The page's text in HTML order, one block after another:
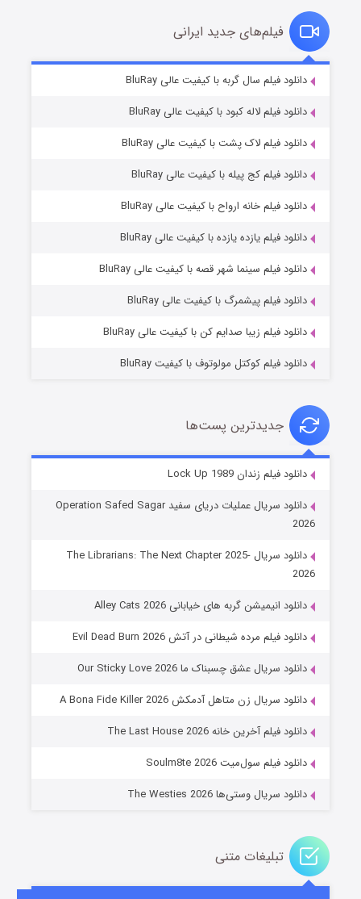
قسمت۶ (زیرنویس) منتشر شد
شوهر
عملیات آپارتمان
قسمت۲ (زیرنویس) منتشر شد
مردگان متحرک: شهر مرده ۳
فیلم‌های جدید ایرانی
دانلود فیلم سال گربه با کیفیت عالی BluRay
دانلود فیلم لاله کبود با کیفیت عالی BluRay
دانلود فیلم لاک پشت با کیفیت عالی BluRay
دانلود فیلم کج‌ پیله با کیفیت عالی BluRay
دانلود فیلم خانه ارواح با کیفیت عالی BluRay
دانلود فیلم یازده یازده با کیفیت عالی BluRay
دانلود فیلم سینما شهر قصه با کیفیت عالی BluRay
دانلود فیلم پیشمرگ با کیفیت عالی BluRay
دانلود فیلم زیبا صدایم کن با کیفیت عالی BluRay
دانلود فیلم کوکتل مولوتوف با کیفیت BluRay
جدیدترین پست‌ها
دانلود فیلم زندان Lock Up 1989
دانلود سریال عملیات دریای سفید Operation Safed Sagar
2026
دانلود سریال The Librarians: The Next Chapter 2025-
2026
دانلود انیمیشن گربه های خیابانی Alley Cats 2026
دانلود فیلم مرده شیطانی در آتش Evil Dead Burn 2026
دانلود سریال عشق چسبناک ما Our Sticky Love 2026
دانلود سریال زن متاهل آدمکش A Bona Fide Killer 2026
دانلود فیلم آخرین خانه The Last House 2026
دانلود فیلم سول‌میت Soulm8te 2026
دانلود سریال وستی‌ها The Westies 2026
تبلیغات متنی